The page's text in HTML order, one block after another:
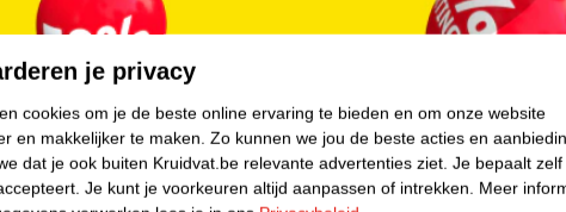
je privacy
cookies om je de beste online ervaring te bieden en om onze website
en makkelijker te maken. Zo kunnen we jou de beste acties en
dat je ook buiten Kruidvat.be relevante advertenties ziet. Je bepaalt zelf
Je kunt je voorkeuren altijd aanpassen of intrekken. Meer